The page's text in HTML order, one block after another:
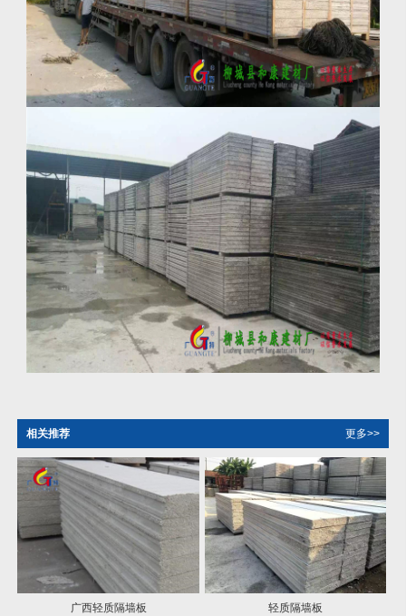
相关推荐 更多>>
广西轻质隔墙板 轻质隔墙板